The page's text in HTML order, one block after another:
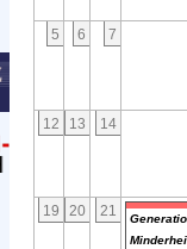
5 6 7
12 13 14
19 20 21